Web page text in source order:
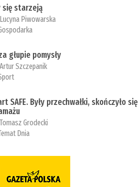
się starzeją
Lucyna Piwowarska
głupie pomysły
Artur Szczepanik
SAFE. Były przechwałki, skończyło się
Tomasz Grodecki
Dnia